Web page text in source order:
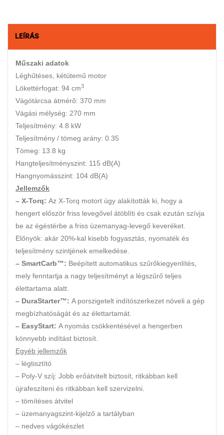
LEÍRÁS
Műszaki adatok
Léghűtéses, kétütemű motor
Lökettérfogat: 94 cm3
Vágótárcsa átmérő: 370 mm
Vágási mélység: 270 mm
Teljesítmény: 4.8 kW
Teljesítmény / tömeg arány: 0.35
Tömeg: 13.8 kg
Hangteljesítményszint: 115 dB(A)
Hangnyomásszint: 104 dB(A)
Jellemzők
– X-Torq: Az X-Torq motort úgy alakították ki, hogy a
hengert először friss levegővel átöblíti és csak ezután szívja
be az égéstérbe a friss üzemanyag-levegő keveréket.
Előnyök: akár 20%-kal kisebb fogyasztás, nyomaték és
teljesítmény szintjének emelkedése.
– SmartCarb™: Beépített automatikus szűrőkiegyenlítés,
mely fenntartja a nagy teljesítményt a légszűrő teljes
élettartama alatt.
– DuraStarter™: A porszigetelt indítószerkezet növeli a gép
megbízhatóságát és az élettartamát.
– EasyStart: A nyomás csökkentésével a hengerben
könnyebb indítást biztosít.
Egyéb jellemzők
– légtisztító
– Poly-V szíj: Jobb erőátvitelt biztosít, ritkábban kell
újrafeszíteni és ritkábban kell szervizelni.
– tömítéses átvitel
– üzemanyagszint-kijelző a tartályban
– nedves vágókészlet